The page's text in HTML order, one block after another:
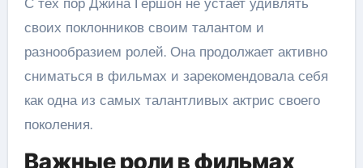
своих поклонников своим талантом и
разнообразием ролей. Она продолжает активно
сниматься в фильмах и зарекомендовала себя
как одна из самых талантливых актрис своего
поколения.
Важные роли в фильмах